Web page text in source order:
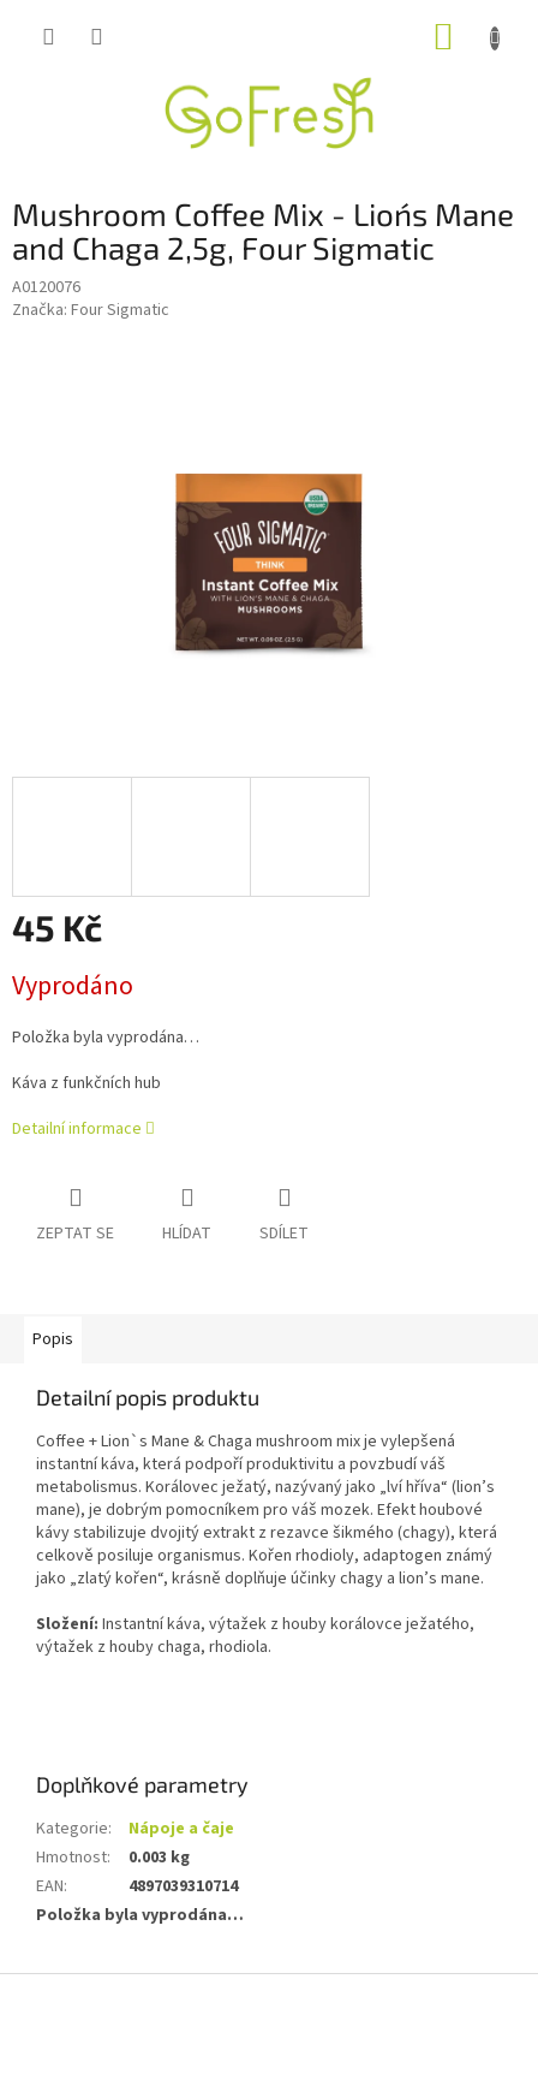
Mushroom Coffee Mix - Lion´s Mane
and Chaga 2,5g, Four Sigmatic
A0120076
Značka: Four Sigmatic
45 Kč
cena:
Vyprodáno
Položka byla vyprodána…
Káva z funkčních hub
Detailní informace
ZEPTAT SE HLÍDAT SDÍLET
Popis
Detailní popis produktu
Coffee + Lion`s Mane & Chaga mushroom mix je vylepšená
instantní káva, která podpoří produktivitu a povzbudí váš
metabolismus. Korálovec ježatý, nazývaný jako „lví hříva“ (lion’s
mane), je dobrým pomocníkem pro váš mozek. Efekt houbové
kávy stabilizuje dvojitý extrakt z rezavce šikmého (chagy), která
celkově posiluje organismus. Kořen rhodioly, adaptogen známý
jako „zlatý kořen“, krásně doplňuje účinky chagy a lion’s mane.
Složení: Instantní káva, výtažek z houby korálovce ježatého,
výtažek z houby chaga, rhodiola.
Doplňkové parametry
Kategorie:
Nápoje a čaje
Hmotnost:
0.003 kg
EAN:
4897039310714
Položka byla vyprodána…